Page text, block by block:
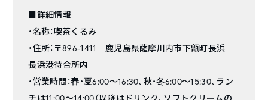
■詳細情報
・名称：喫茶くるみ
・住所：〒896-1411 鹿児島県薩摩川内市下甑町長浜
長浜港待合所内
・営業時間：春・夏6:00～16:30、秋・冬6:00～15:30、ラン